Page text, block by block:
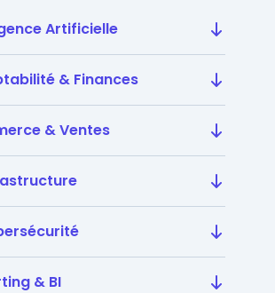
Artificielle
& Finances
& Ventes
& BI